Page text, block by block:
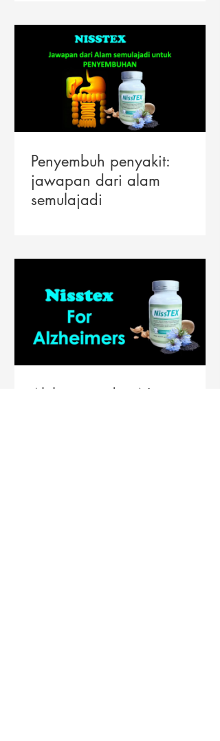
Penyembuh penyakit:
jawapan dari alam
semulajadi
Alzheimers dan Nisstex